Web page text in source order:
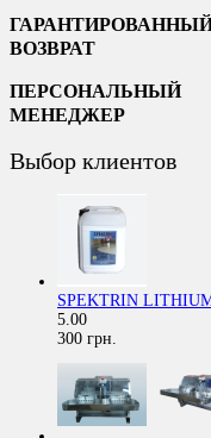
ВОЗВРАТ
ПЕРСОНАЛЬНЫЙ
МЕНЕДЖЕР
Выбор клиентов
SPEKTRIN LITHIUM
5.00
300 грн.